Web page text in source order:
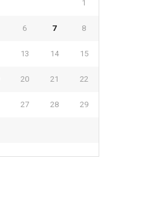
1
6 7 8
13 14 15
20 21 22
27 28 29